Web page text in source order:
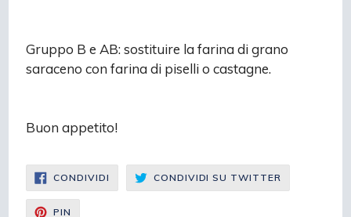
Gruppo B e AB: sostituire la farina di grano
saraceno con farina di piselli o castagne.
Buon appetito!
CONDIVIDI CONDIVIDI
FACEBOOK
CONDIVIDI SU TWITTER
SU
TWITTER
PIN